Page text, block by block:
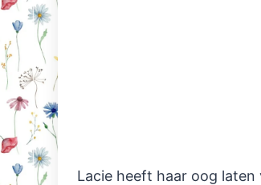
Lacie heeft haar oog